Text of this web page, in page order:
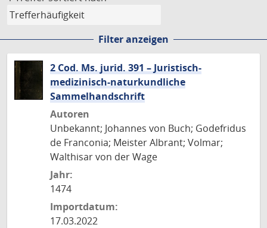
Filter anzeigen
2 Cod. Ms. jurid. 391 – Juristisch-
medizinisch-naturkundliche
Sammelhandschrift
Autoren
Unbekannt; Johannes von Buch; Godefridus
de Franconia; Meister Albrant; Volmar;
Walthisar von der Wage
Jahr:
1474
Importdatum:
17.03.2022